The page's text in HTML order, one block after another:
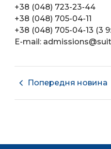
+38 (048) 723-23-44
+38 (048) 705-04-11
+38 (048) 705-04-13 (3
E-mail:
Попередня новина